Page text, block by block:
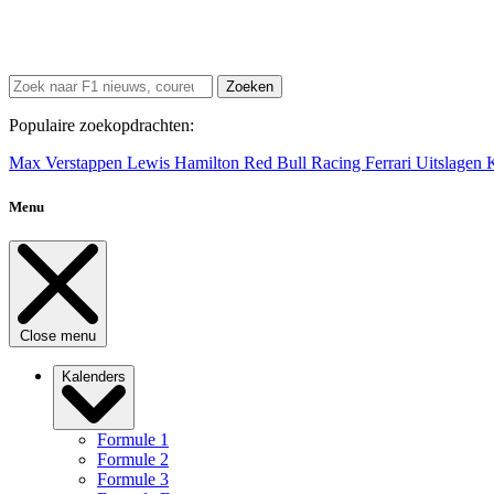
Zoeken
Populaire zoekopdrachten:
Max Verstappen Lewis Hamilton Red Bull Racing Ferrari Uitslagen
Menu
Close menu
Kalenders
Formule 1
Formule 2
Formule 3